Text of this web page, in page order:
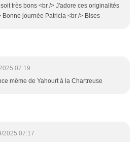
très bons <br /> J'adore ces originalités
Bonne journée Patricia <br /> Bises
07:19
même de Yahourt à la Chartreuse
2025 07:17